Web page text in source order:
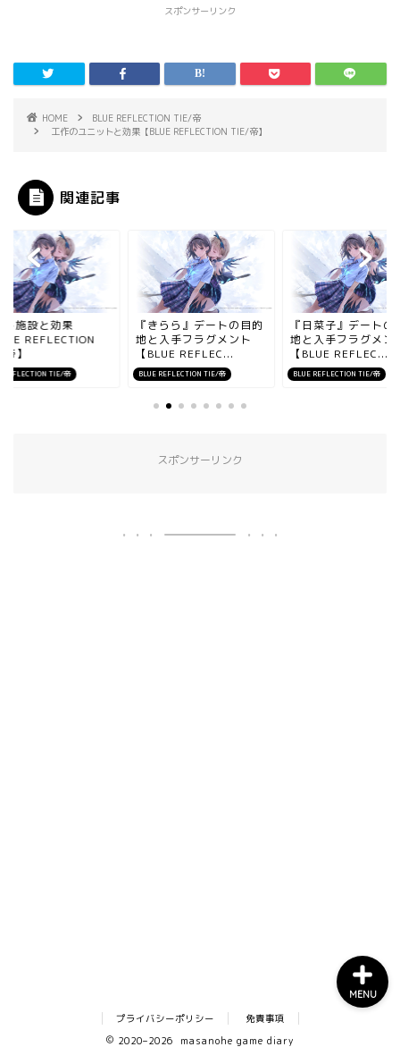
スポンサーリンク
HOME
BLUE REFLECTION TIE/帝
工作のユニットと効果【BLUE REFLECTION TIE/帝】
関連記事
REFLECTION TIE/帝
ト施設と効果
REFLECTION
】
BLUE REFLECTION TIE/帝
『きらら』デートの目的
地と入手フラグメント
【BLUE REFLEC...
BLUE REFLECTION TIE/帝
『日菜子』デートの
地と入手フラグメン
【BLUE REFLEC...
スポンサーリンク
プライバシーポリシー
免責事項
2020–2026 masanohe game diary
MENU